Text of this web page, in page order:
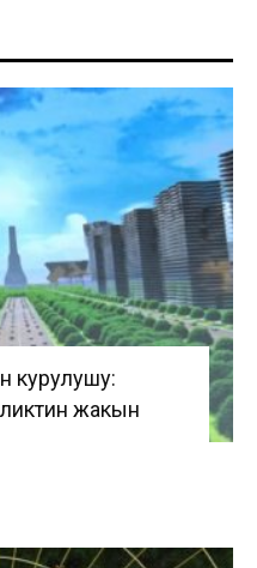
курулушу:
жакын